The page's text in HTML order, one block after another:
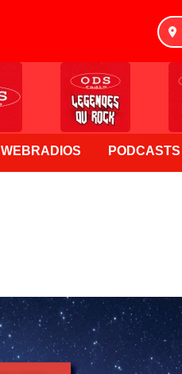
WEBRADIOS PODCASTS